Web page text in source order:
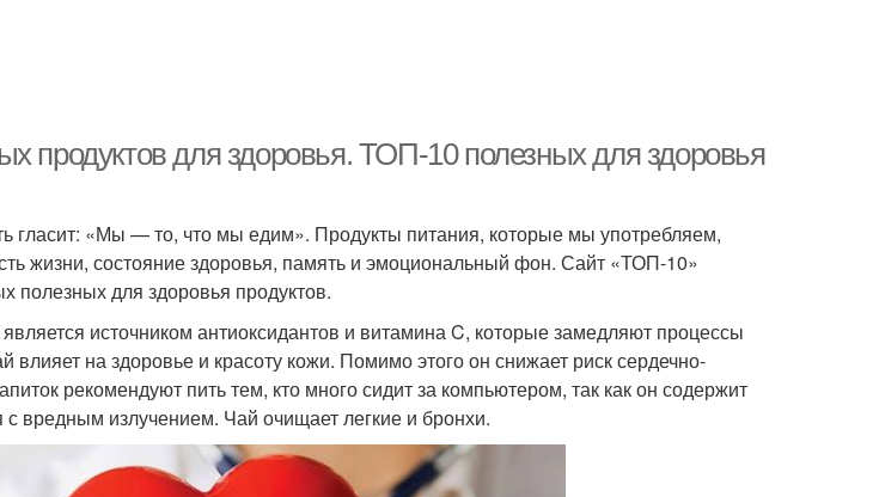
продуктов для здоровья. ТОП-10 полезных для здоровья
гласит: «Мы — то, что мы едим». Продукты питания, которые мы употребляем,
жизни, состояние здоровья, память и эмоциональный фон. Сайт «ТОП-10»
полезных для здоровья продуктов.
источником антиоксидантов и витамина C, которые замедляют процессы
влияет на здоровье и красоту кожи. Помимо этого он снижает риск сердечно-
рекомендуют пить тем, кто много сидит за компьютером, так как он содержит
вредным излучением. Чай очищает легкие и бронхи.